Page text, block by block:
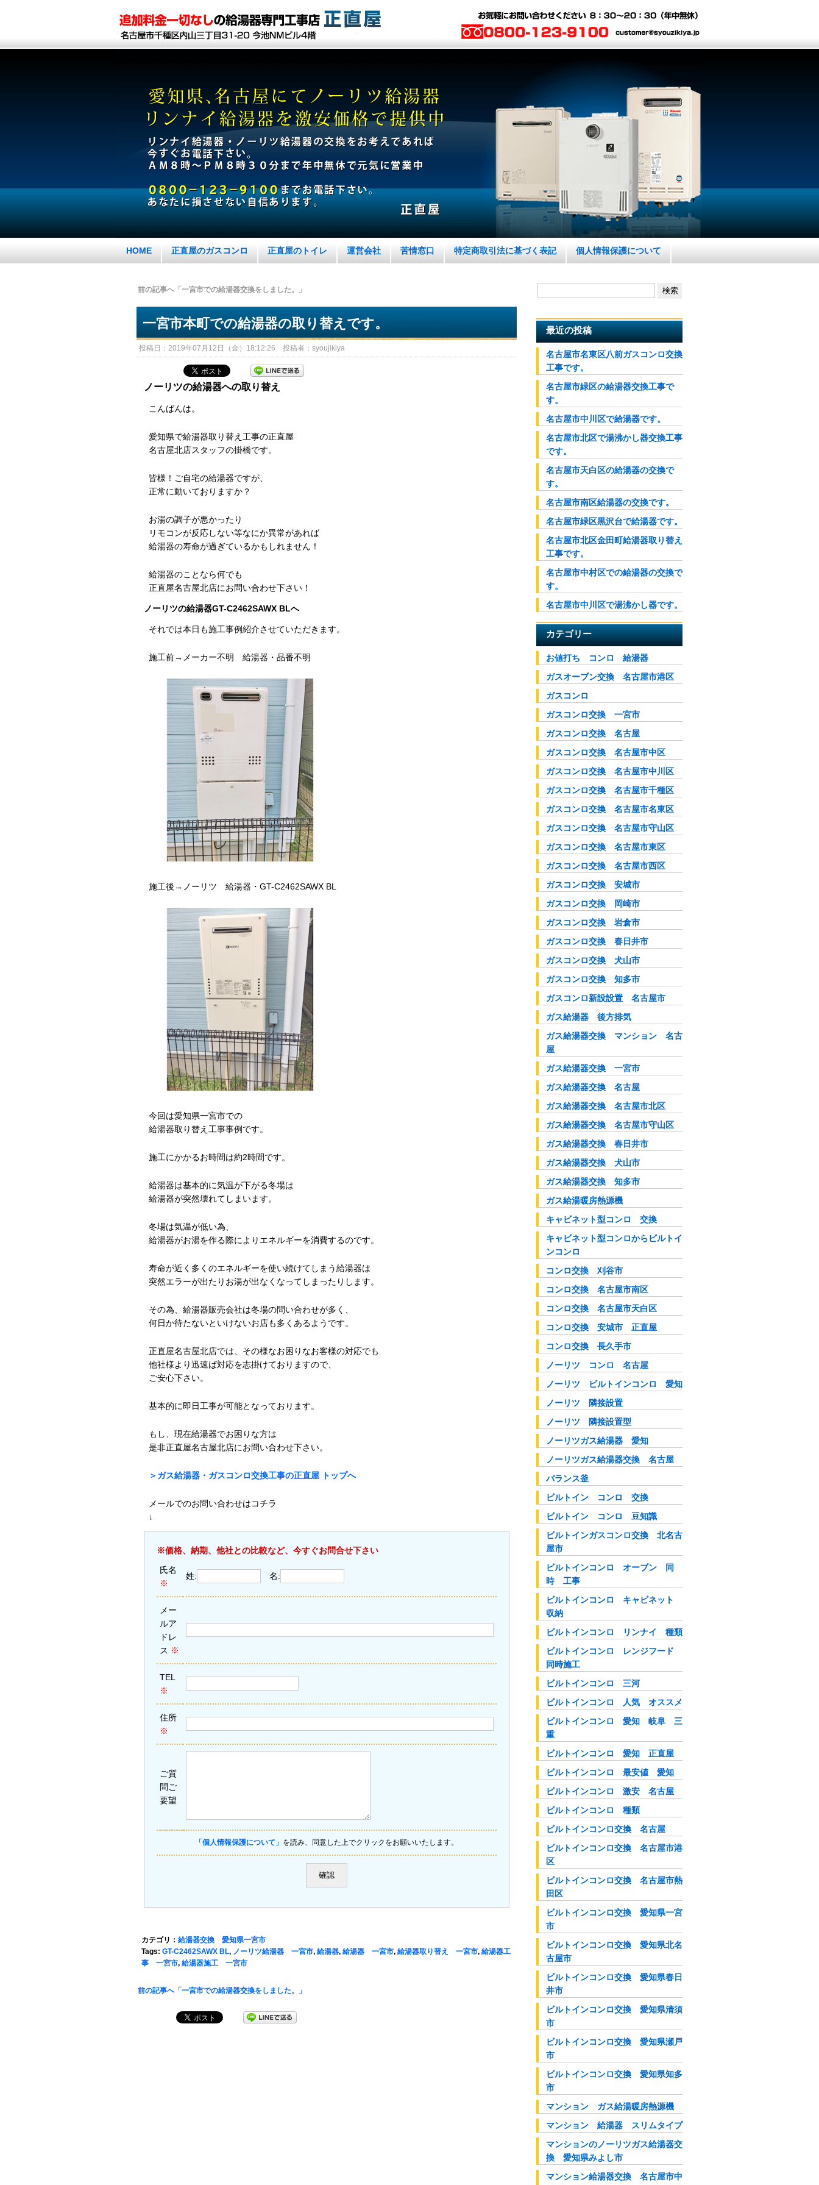
HOME 正直屋のガスコンロ 正直屋のトイレ 運営会社 苦情窓口 特定商取引法に基づく表記 個人情報保護について
前の記事へ「一宮市での給湯器交換をしました。」
一宮市本町での給湯器の取り替えです。
投稿日：2019年07月12日（金）18:12:26 投稿者：syoujikiya
ノーリツの給湯器への取り替え
こんばんは。
愛知県で給湯器取り替え工事の正直屋
名古屋北店スタッフの掛橋です。
皆様！ご自宅の給湯器ですが、
正常に動いておりますか？
お湯の調子が悪かったり
リモコンが反応しない等なにか異常があれば
給湯器の寿命が過ぎているかもしれません！
給湯器のことなら何でも
正直屋名古屋北店にお問い合わせ下さい！
ノーリツの給湯器GT-C2462SAWX BLへ
それでは本日も施工事例紹介させていただきます。
施工前→メーカー不明 給湯器・品番不明
施工後→ノーリツ 給湯器・GT-C2462SAWX BL
今回は愛知県一宮市での
給湯器取り替え工事事例です。
施工にかかるお時間は約2時間です。
給湯器は基本的に気温が下がる冬場は
給湯器が突然壊れてしまいます。
冬場は気温が低い為、
給湯器がお湯を作る際によりエネルギーを消費するのです。
寿命が近く多くのエネルギーを使い続けてしまう給湯器は
突然エラーが出たりお湯が出なくなってしまったりします。
その為、給湯器販売会社は冬場の問い合わせが多く、
何日か待たないといけないお店も多くあるようです。
正直屋名古屋北店では、その様なお困りなお客様の対応でも
他社様より迅速ば対応を志掛けておりますので、
ご安心下さい。
基本的に即日工事が可能となっております。
もし、現在給湯器でお困りな方は
是非正直屋名古屋北店にお問い合わせ下さい。
＞ガス給湯器・ガスコンロ交換工事の正直屋 トップへ
メールでのお問い合わせはコチラ
↓
※価格、納期、他社との比較など、今すぐお問合せ下さい
氏名
※
姓: 名:
メー
ルア
ドレ
ス ※
TEL
※
住所
※
ご質
問ご
要望
「個人情報保護について」 を読み、同意した上でクリックをお願いいたします。
カテゴリ： 給湯器交換 愛知県一宮市
Tags: GT-C2462SAWX BL, ノーリツ給湯器 一宮市, 給湯器, 給湯器 一宮市, 給湯器取り替え 一宮市, 給湯器工
事 一宮市, 給湯器施工 一宮市
前の記事へ「一宮市での給湯器交換をしました。」
最近の投稿
名古屋市名東区八前ガスコンロ交換
工事です。
名古屋市緑区の給湯器交換工事で
す。
名古屋市中川区で給湯器です。
名古屋市北区で湯沸かし器交換工事
です。
名古屋市天白区の給湯器の交換で
す。
名古屋市南区給湯器の交換です。
名古屋市緑区黒沢台で給湯器です。
名古屋市北区金田町給湯器取り替え
工事です。
名古屋市中村区での給湯器の交換で
す。
名古屋市中川区で湯沸かし器です。
カテゴリー
お値打ち コンロ 給湯器
ガスオーブン交換 名古屋市港区
ガスコンロ
ガスコンロ交換 一宮市
ガスコンロ交換 名古屋
ガスコンロ交換 名古屋市中区
ガスコンロ交換 名古屋市中川区
ガスコンロ交換 名古屋市千種区
ガスコンロ交換 名古屋市名東区
ガスコンロ交換 名古屋市守山区
ガスコンロ交換 名古屋市東区
ガスコンロ交換 名古屋市西区
ガスコンロ交換 安城市
ガスコンロ交換 岡崎市
ガスコンロ交換 岩倉市
ガスコンロ交換 春日井市
ガスコンロ交換 犬山市
ガスコンロ交換 知多市
ガスコンロ新設設置 名古屋市
ガス給湯器 後方排気
ガス給湯器交換 マンション 名古
屋
ガス給湯器交換 一宮市
ガス給湯器交換 名古屋
ガス給湯器交換 名古屋市北区
ガス給湯器交換 名古屋市守山区
ガス給湯器交換 春日井市
ガス給湯器交換 犬山市
ガス給湯器交換 知多市
ガス給湯暖房熱源機
キャビネット型コンロ 交換
キャビネット型コンロからビルトイ
ンコンロ
コンロ交換 刈谷市
コンロ交換 名古屋市南区
コンロ交換 名古屋市天白区
コンロ交換 安城市 正直屋
コンロ交換 長久手市
ノーリツ コンロ 名古屋
ノーリツ ビルトインコンロ 愛知
ノーリツ 隣接設置
ノーリツ 隣接設置型
ノーリツガス給湯器 愛知
ノーリツガス給湯器交換 名古屋
バランス釜
ビルトイン コンロ 交換
ビルトイン コンロ 豆知識
ビルトインガスコンロ交換 北名古
屋市
ビルトインコンロ オーブン 同
時 工事
ビルトインコンロ キャビネット
収納
ビルトインコンロ リンナイ 種類
ビルトインコンロ レンジフード
同時施工
ビルトインコンロ 三河
ビルトインコンロ 人気 オススメ
ビルトインコンロ 愛知 岐阜 三
重
ビルトインコンロ 愛知 正直屋
ビルトインコンロ 最安値 愛知
ビルトインコンロ 激安 名古屋
ビルトインコンロ 種類
ビルトインコンロ交換 名古屋
ビルトインコンロ交換 名古屋市港
区
ビルトインコンロ交換 名古屋市熱
田区
ビルトインコンロ交換 愛知県一宮
市
ビルトインコンロ交換 愛知県北名
古屋市
ビルトインコンロ交換 愛知県春日
井市
ビルトインコンロ交換 愛知県清須
市
ビルトインコンロ交換 愛知県瀬戸
市
ビルトインコンロ交換 愛知県知多
市
マンション ガス給湯暖房熱源機
マンション 給湯器 スリムタイプ
マンションのノーリツガス給湯器交
換 愛知県みよし市
マンション給湯器交換 名古屋市中